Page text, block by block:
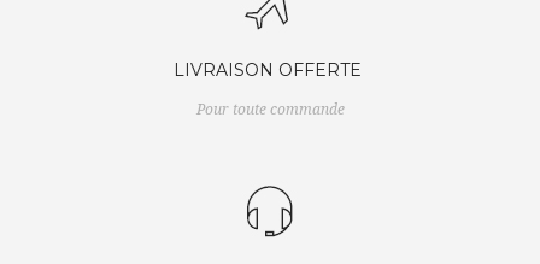
LIVRAISON OFFERTE
Pour toute commande